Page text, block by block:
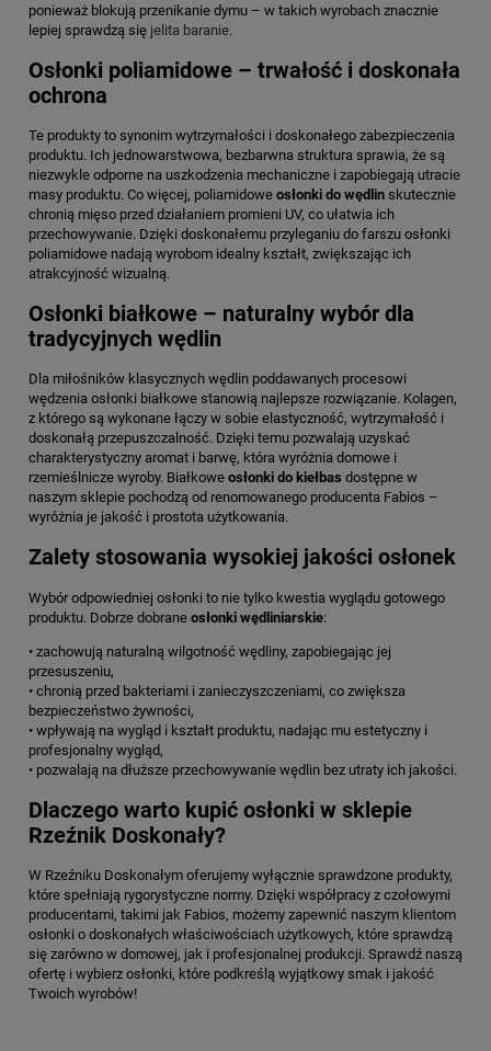
ponieważ blokują przenikanie dymu – w takich wyrobach znacznie
lepiej sprawdzą się jelita baranie.
Osłonki poliamidowe – trwałość i doskonała
ochrona
Te produkty to synonim wytrzymałości i doskonałego zabezpieczenia
produktu. Ich jednowarstwowa, bezbarwna struktura sprawia, że są
niezwykle odporne na uszkodzenia mechaniczne i zapobiegają utracie
masy produktu. Co więcej, poliamidowe osłonki do wędlin skutecznie
chronią mięso przed działaniem promieni UV, co ułatwia ich
przechowywanie. Dzięki doskonałemu przyleganiu do farszu osłonki
poliamidowe nadają wyrobom idealny kształt, zwiększając ich
atrakcyjność wizualną.
Osłonki białkowe – naturalny wybór dla
tradycyjnych wędlin
Dla miłośników klasycznych wędlin poddawanych procesowi
wędzenia osłonki białkowe stanowią najlepsze rozwiązanie. Kolagen,
z którego są wykonane łączy w sobie elastyczność, wytrzymałość i
doskonałą przepuszczalność. Dzięki temu pozwalają uzyskać
charakterystyczny aromat i barwę, która wyróżnia domowe i
rzemieślnicze wyroby. Białkowe osłonki do kiełbas dostępne w
naszym sklepie pochodzą od renomowanego producenta Fabios –
wyróżnia je jakość i prostota użytkowania.
Zalety stosowania wysokiej jakości osłonek
Wybór odpowiedniej osłonki to nie tylko kwestia wyglądu gotowego
produktu. Dobrze dobrane osłonki wędliniarskie:
• zachowują naturalną wilgotność wędliny, zapobiegając jej
przesuszeniu,
• chronią przed bakteriami i zanieczyszczeniami, co zwiększa
bezpieczeństwo żywności,
• wpływają na wygląd i kształt produktu, nadając mu estetyczny i
profesjonalny wygląd,
• pozwalają na dłuższe przechowywanie wędlin bez utraty ich jakości.
Dlaczego warto kupić osłonki w sklepie
Rzeźnik Doskonały?
W Rzeźniku Doskonałym oferujemy wyłącznie sprawdzone produkty,
które spełniają rygorystyczne normy. Dzięki współpracy z czołowymi
producentami, takimi jak Fabios, możemy zapewnić naszym klientom
osłonki o doskonałych właściwościach użytkowych, które sprawdzą
się zarówno w domowej, jak i profesjonalnej produkcji. Sprawdź naszą
ofertę i wybierz osłonki, które podkreślą wyjątkowy smak i jakość
Twoich wyrobów!